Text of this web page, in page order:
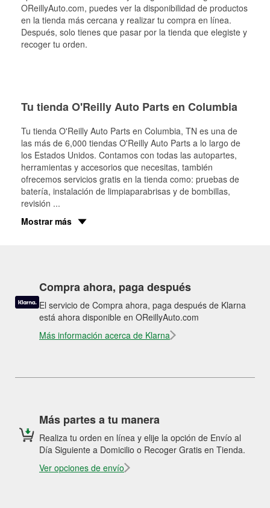
OReillyAuto.com, puedes ver la disponibilidad de productos
en la tienda más cercana y realizar tu compra en línea.
Después, solo tienes que pasar por la tienda que elegiste y
recoger tu orden.
Tu tienda O'Reilly Auto Parts en Columbia
Tu tienda O'Reilly Auto Parts en Columbia, TN es una de
las más de 6,000 tiendas O'Reilly Auto Parts a lo largo de
los Estados Unidos. Contamos con todas las autopartes,
herramientas y accesorios que necesitas, también
ofrecemos servicios gratis en la tienda como: pruebas de
batería, instalación de limpiaparabrisas y de bombillas,
revisión ...
Mostrar más
Compra ahora, paga después
El servicio de Compra ahora, paga después de Klarna
está ahora disponible en OReillyAuto.com
Más información acerca de Klarna
Más partes a tu manera
Realiza tu orden en línea y elije la opción de Envío al
Día Siguiente a Domicilio o Recoger Gratis en Tienda.
Ver opciones de envío